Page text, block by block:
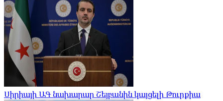
Սիրիայի ԱԳ նախարար Շեյբանին կայցելի Թուրքիա